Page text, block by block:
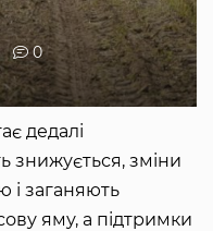
0
дедалі
знижується, зміни
і заганяють
яму, а підтримки